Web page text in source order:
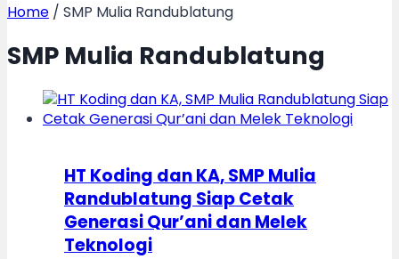
Home / SMP Mulia Randublatung
SMP Mulia Randublatung
HT Koding dan KA, SMP Mulia
Randublatung Siap Cetak
Generasi Qur’ani dan Melek
Teknologi